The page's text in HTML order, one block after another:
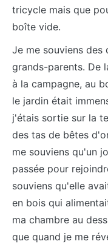
tricycle mais que
boîte vide.
Je me souviens des
grands-parents. De
à la campagne, au
le jardin était
j'étais sortie sur la
des tas de bêtes
me souviens qu'un
passée pour
souviens qu'elle
en bois qui
ma chambre au
que quand je me